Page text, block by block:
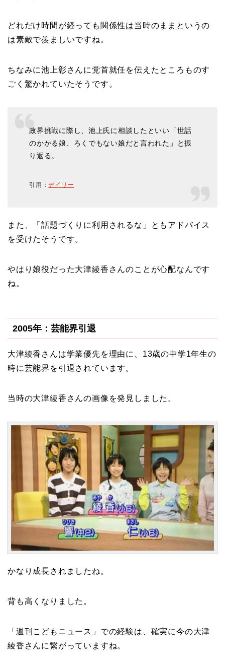
どれだけ時間が経っても関係性は当時のままというの
は素敵で羨ましいですね。
ちなみに池上彰さんに党首就任を伝えたところものす
ごく驚かれていたそうです。
政界挑戦に際し、池上氏に相談したといい「世話
のかかる娘、ろくでもない娘だと言われた」と振
り返る。
引用：デイリー
また、「話題づくりに利用されるな」ともアドバイス
を受けたそうです。
やはり娘役だった大津綾香さんのことが心配なんです
ね。
2005年：芸能界引退
大津綾香さんは学業優先を理由に、13歳の中学1年生の
時に芸能界を引退されています。
当時の大津綾香さんの画像を発見しました。
かなり成長されましたね。
背も高くなりました。
「週刊こどもニュース」での経験は、確実に今の大津
綾香さんに繋がっていますね。